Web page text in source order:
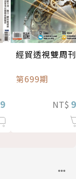
經貿透視雙周刊
第699期
NT$